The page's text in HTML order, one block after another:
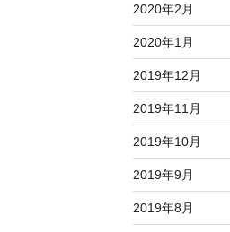
2020年2月
2020年1月
2019年12月
2019年11月
2019年10月
2019年9月
2019年8月